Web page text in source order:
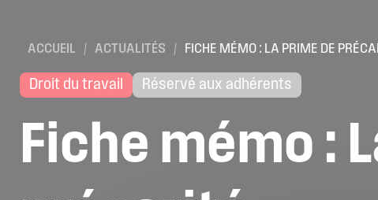
ACCUEIL / ACTUALITÉS / FICHE MÉMO : LA PRIME DE
Droit du travail Réservé aux adhérents
Fiche mémo :